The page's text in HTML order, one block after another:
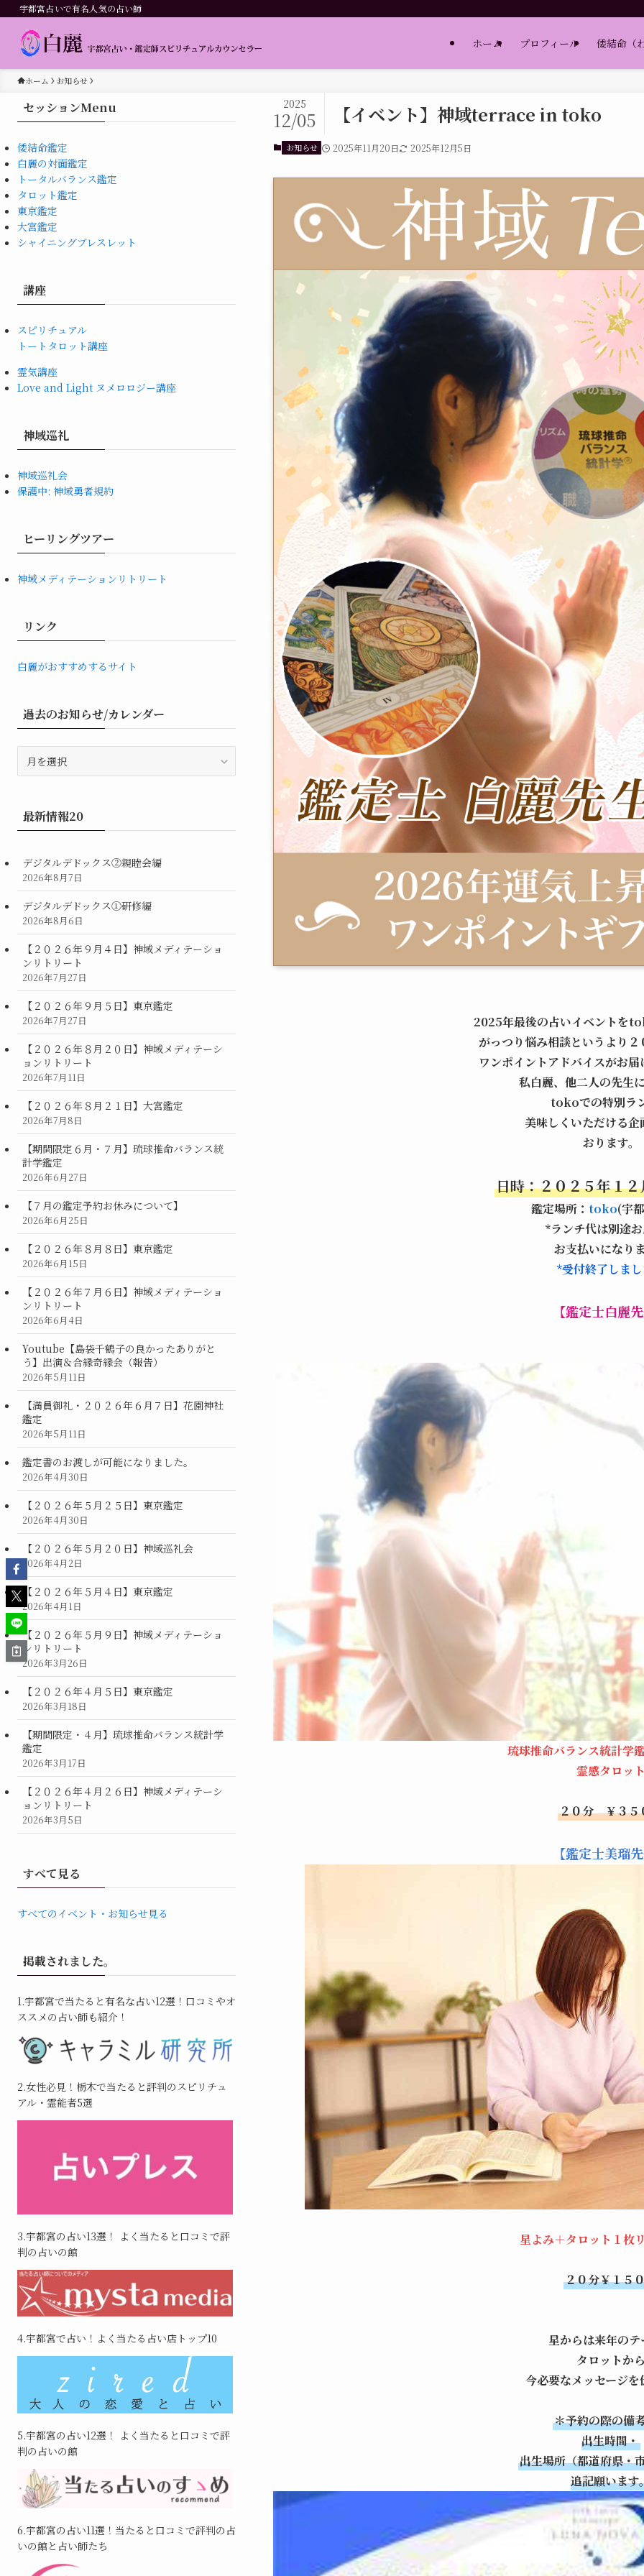
宇都宮占いで有名人気の占い師
ホーム プロフィール 倭結命（
ホーム お知らせ
【イベント】神域terrace in toko
2025
12/05
お知らせ 2025年11月20日 2025年12月5日
2025年最後の占いイベントを
がっつり悩み相談というより
ワンポイントアドバイスがお
私白麗、他二人の先生
tokoでの特別ラ
美味しくいただける企
おります。
日時：２０２５年１
鑑定場所： toko(宇
*ランチ代は別途
お支払いになり
*受付終了しま
【鑑定士白麗
琉球推命バランス統計学
霊感タロッ
２０分 ￥３５
【鑑定士美瑠
星よみ＋タロット１枚
２０分￥１５
星からは来年のテ
タロットか
今必要なメッセージを
＊予約の際の備
出生時間・
出生場所（都道府県・
追記願います
セッションMenu
倭結命鑑定
白麗の対面鑑定
トータルバランス鑑定
タロット鑑定
東京鑑定
大宮鑑定
シャイニングブレスレット
講座
スピリチュアル
トートタロット講座
霊気講座
Love and Light ヌメロロジー講座
神域巡礼
神域巡礼会
保護中: 神域勇者規約
ヒーリングツアー
神域メディテーションリトリート
リンク
白麗がおすすめするサイト
過去のお知らせ/カレンダー
知
ら
カ
レ
ン
ダ
ー
最新情報20
デジタルデドックス②親睦会編
2026年8月7日
デジタルデドックス①研修編
2026年8月6日
【２０２６年９月４日】神域メディテーショ
ンリトリート
2026年7月27日
【２０２６年９月５日】東京鑑定
2026年7月27日
【２０２６年８月２０日】神域メディテーシ
ョンリトリート
2026年7月11日
【２０２６年８月２１日】大宮鑑定
2026年7月8日
【期間限定６月・７月】琉球推命バランス統
計学鑑定
2026年6月27日
【７月の鑑定予約お休みについて】
2026年6月25日
【２０２６年８月８日】東京鑑定
2026年6月15日
【２０２６年７月６日】神域メディテーショ
ンリトリート
2026年6月4日
Youtube【島袋千鶴子の良かったありがと
う】出演＆合縁奇縁会（報告）
2026年5月11日
【満員御礼・２０２６年６月７日】花園神社
鑑定
2026年5月11日
鑑定書のお渡しが可能になりました。
2026年4月30日
【２０２６年５月２５日】東京鑑定
2026年4月30日
【２０２６年５月２０日】神域巡礼会
2026年4月2日
【２０２６年５月４日】東京鑑定
2026年4月1日
【２０２６年５月９日】神域メディテーショ
ンリトリート
2026年3月26日
【２０２６年４月５日】東京鑑定
2026年3月18日
【期間限定・４月】琉球推命バランス統計学
鑑定
2026年3月17日
【２０２６年４月２６日】神域メディテーシ
ョンリトリート
2026年3月5日
すべて見る
すべてのイベント・お知らせ見る
掲載されました。
1.宇都宮で当たると有名な占い12選！口コミやオ
ススメの占い師も紹介！
2.女性必見！栃木で当たると評判のスピリチュ
アル・霊能者5選
3.宇都宮の占い13選！ よく当たると口コミで評
判の占いの館
4.宇都宮で占い！よく当たる占い店トップ10
5.宇都宮の占い12選！ よく当たると口コミで評
判の占いの館
6.宇都宮の占い11選！当たると口コミで評判の占
いの館と占い師たち